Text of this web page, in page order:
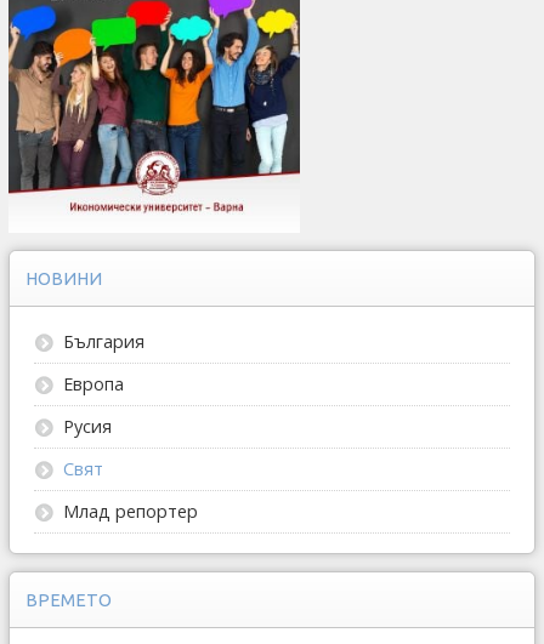
НОВИНИ
България
Европа
Русия
Свят
Млад репортер
ВРЕМЕТО